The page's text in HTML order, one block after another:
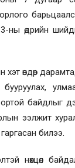
өдрийн
хэт өндөр
байдлыг
ээлжит
билээ.
нөхцөл